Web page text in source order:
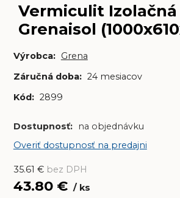
Vermiculit Izolačná
Grenaisol
Výrobca: Grena
Záručná doba: 24 mesiacov
Kód: 2899
Dostupnosť:
na objednávku
Overiť dostupnosť na predajni
35.61 € bez DPH
43.80€ ks